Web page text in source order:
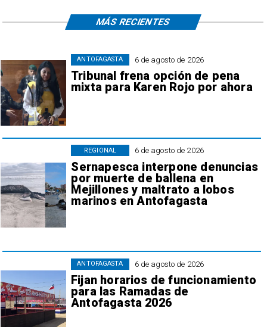
6 de agosto de 2026
Tribunal frena opción de pena
mixta para Karen Rojo por ahora
ANTOFAGASTA
6 de agosto de 2026
Sernapesca interpone denuncias
por muerte de ballena en
Mejillones y maltrato a lobos
marinos en Antofagasta
REGIONAL
6 de agosto de 2026
Fijan horarios de funcionamiento
para las Ramadas de
Antofagasta 2026
ANTOFAGASTA
MÁS RECIENTES